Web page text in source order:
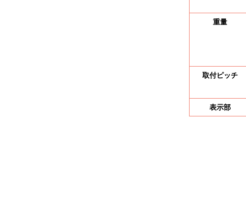
事業内容 商品紹
重量
取付ピッチ
表示部